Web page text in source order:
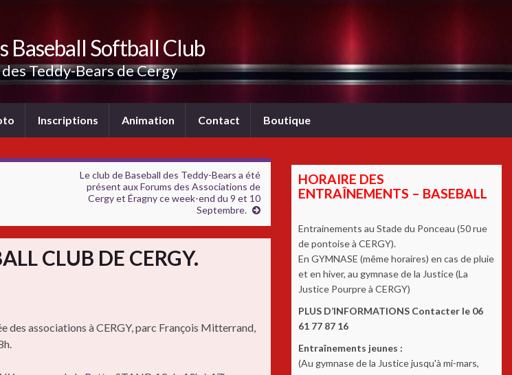
Baseball Softball Club
Teddy-Bears de Cergy
Inscriptions Animation Contact Boutique
Le club de Baseball des Teddy-Bears a été
présent aux Forums des Associations de
Cergy et Éragny ce week-end du 9 et 10
Septembre.
CLUB DE CERGY.
des associations à CERGY, parc François Mitterrand,
HORAIRE DES
ENTRAÎNEMENTS – BASEBALL
Entrainements au Stade du Ponceau (50 rue
de pontoise à CERGY).
En GYMNASE (même horaires) en cas de pluie
et en hiver, au gymnase de la Justice (La
Justice Pourpre à CERGY)
PLUS D’INFORMATIONS Contacter le 06
61 77 87 16
Entraînements jeunes :
(Au gymnase de la Justice jusqu'à mi-mars,